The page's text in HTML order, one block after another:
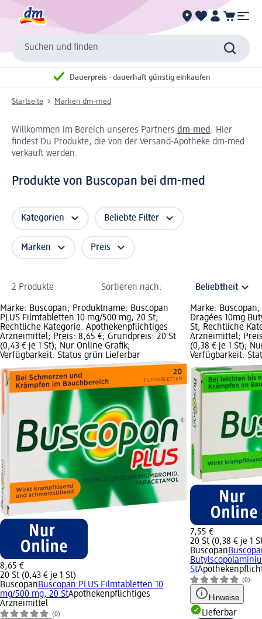
Suchen und finden
Dauerpreis - dauerhaft günstig einkaufen
Startseite Marken dm-med
Willkommen im Bereich unseres Partners dm-med . Hier
findest Du Produkte, die von der Versand-Apotheke dm-med
verkauft werden.
Produkte von Buscopan bei dm-med
Kategorien Beliebte Filter
Marken Preis
2 Produkte Sortieren nach:
Marke: Buscopan; Produktname: Buscopan
PLUS Filmtabletten 10 mg/500 mg, 20 St;
Rechtliche Kategorie: Apothekenpflichtiges
Arzneimittel; Preis: 8,65 €; Grundpreis: 20 St
(0,43 € je 1 St); Nur Online Grafik;
Verfügbarkeit: Status grün Lieferbar
8,65 €
20 St (0,43 € je 1 St)
BuscopanBuscopan PLUS Filmtabletten 10
mg/500 mg, 20 StApothekenpflichtiges
Arzneimittel
(0)
Marke:
Dragées 10mg
St; Rechtliche
Arzneimittel;
(0,38 € je 1 St);
Verfügbarkeit:
7,55 €
20 St (0,38 € je 1
Buscopan
St
(0)
Hinweise
Lieferbar